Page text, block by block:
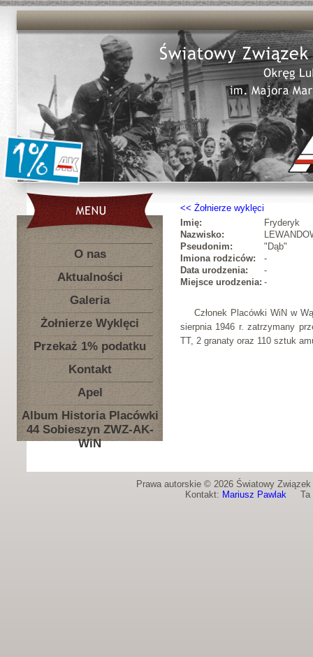
O nas
Aktualności
Galeria
Żołnierze Wyklęci
Przekaż 1% podatku
Kontakt
Apel
Album Historia Placówki
44 Sobieszyn ZWZ-AK-
WiN
Żołnierze wyklęci
Imię:
Fryderyk
Nazwisko:
Pseudonim:
"Dąb"
Imiona rodziców:
-
Data urodzenia:
-
Miejsce urodzenia: -
Członek Placówki WiN w
sierpnia 1946 r. zatrzymany
TT, 2 granaty oraz 110 sztuk
Prawa autorskie © 2026 Światowy
Kontakt: Mariusz PawlakTa